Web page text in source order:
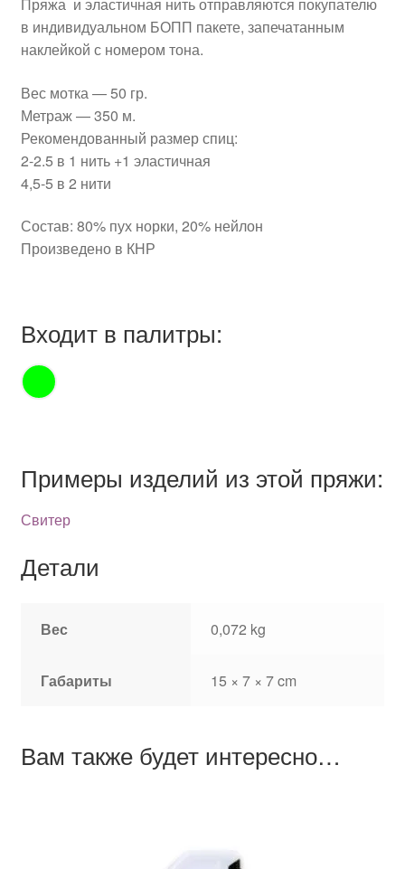
Пряжа и эластичная нить отправляются покупателю
в индивидуальном БОПП пакете, запечатанным
наклейкой с номером тона.
Вес мотка — 50 гр.
Метраж — 350 м.
Рекомендованный размер спиц:
2-2.5 в 1 нить +1 эластичная
4,5-5 в 2 нити
Состав: 80% пух норки, 20% нейлон
Произведено в КНР
Входит в палитры:
Примеры изделий из этой пряжи:
Свитер
Детали
Вес 0,072 kg
Габариты 15 × 7 × 7 cm
Вам также будет интересно…